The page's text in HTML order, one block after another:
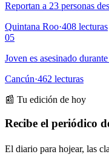
Reportan a 23 personas
Quintana Roo·408 lecturas
05
Joven es asesinado
Cancún·462 lecturas
📰 Tu edición de hoy
Recibe el periódico
El diario para hojear, las